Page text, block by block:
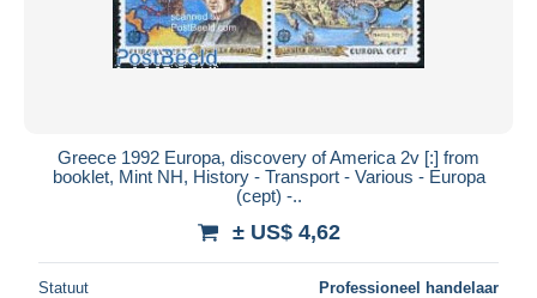
Greece 1992 Europa, discovery of America 2v [:] from
booklet, Mint NH, History - Transport - Various - Europa
(cept) -..
± US$ 4,62
Statuut Professioneel handelaar